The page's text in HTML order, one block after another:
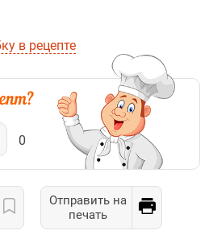
в рецепте
0
Отправить на
печать